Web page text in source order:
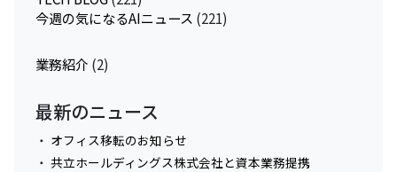
今週の気になるAIニュース (221)
業務紹介 (2)
最新のニュース
オフィス移転のお知らせ
共立ホールディングス株式会社と資本業務提携